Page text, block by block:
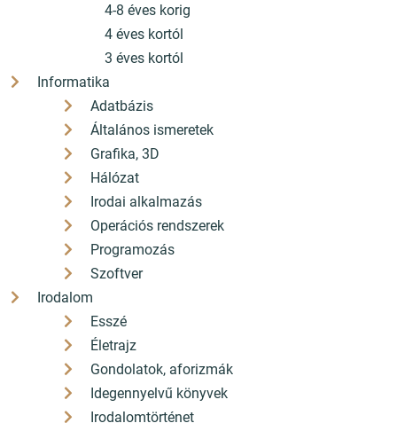
4-8 éves korig
4 éves kortól
3 éves kortól
Informatika
Adatbázis
Általános ismeretek
Grafika, 3D
Hálózat
Irodai alkalmazás
Operációs rendszerek
Programozás
Szoftver
Irodalom
Esszé
Életrajz
Gondolatok, aforizmák
Idegennyelvű könyvek
Irodalomtörténet